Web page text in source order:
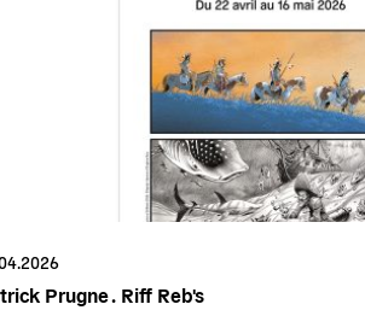
Prugne . Riff Reb's